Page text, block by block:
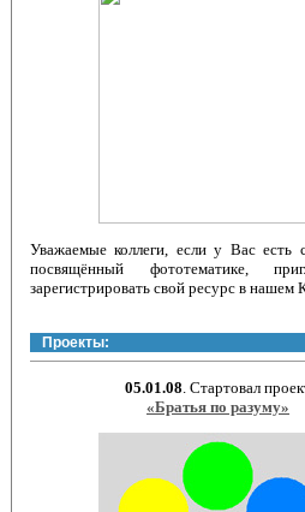
Уважаемые коллеги, если у Вас есть
посвящённый фототематике,
зарегистрировать свой ресурс в нашем
Проекты:
05.01.08 . Стартовал
«Братья по разуму»